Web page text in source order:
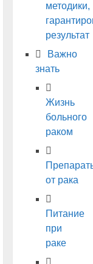
методики,
результат
Важно
знать
Жизнь
больного
раком
от рака
Питание
при
раке